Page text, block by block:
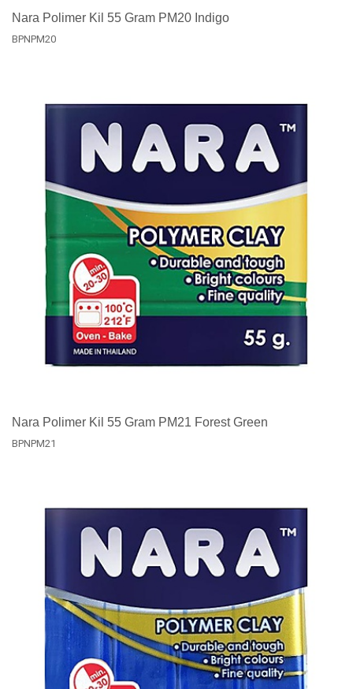
Nara Polimer Kil 55 Gram PM20 Indigo
BPNPM20
Nara Polimer Kil 55 Gram PM21 Forest Green
BPNPM21